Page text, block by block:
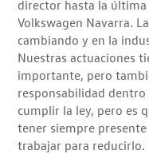
director hasta la
Volkswagen Navarra.
cambiando y en la
Nuestras actuaciones
importante, pero
responsabilidad dentro
cumplir la ley, pero es
tener siempre
trabajar para reducirlo.